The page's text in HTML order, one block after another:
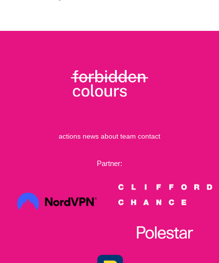
actions news about team contact
Partner: